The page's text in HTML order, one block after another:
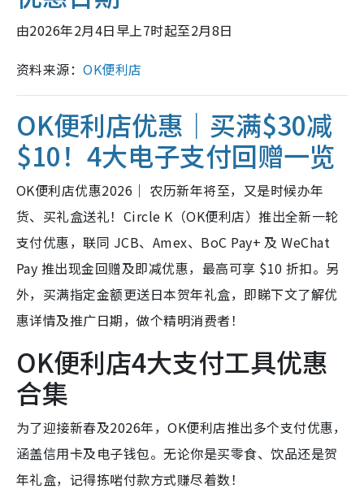
由2026年2月4日早上7时起至2月8日
资料来源：OK便利店
OK便利店优惠｜买满$30减
$10！4大电子支付回赠一览
OK便利店优惠2026｜ 农历新年将至，又是时候办年
货、买礼盒送礼！Circle K（OK便利店）推出全新一轮
支付优惠，联同 JCB、Amex、BoC Pay+ 及 WeChat
Pay 推出现金回赠及即减优惠，最高可享 $10 折扣。另
外，买满指定金额更送日本贺年礼盒，即睇下文了解优
惠详情及推广日期，做个精明消费者！
OK便利店4大支付工具优惠
合集
为了迎接新春及2026年，OK便利店推出多个支付优惠，
涵盖信用卡及电子钱包。无论你是买零食、饮品还是贺
年礼盒，记得拣啱付款方式赚尽着数！